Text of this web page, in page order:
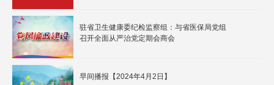
驻省卫生健康委纪检监察组：与省医保局党组
召开全面从严治党定期会商会
早间播报【2024年4月2日】